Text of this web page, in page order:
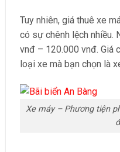
Tuy nhiên, giá thuê xe
có sự chênh lệch nhiều.
vnđ – 120.000 vnđ. Giá
loại xe mà bạn chọn là
Xe máy – Phương tiện